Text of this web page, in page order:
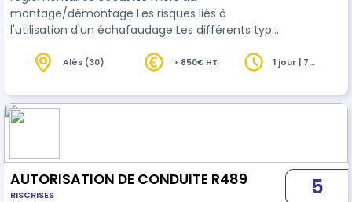
montage/démontage Les risques liés à
l'utilisation d'un échafaudage Les différents types
électriques ariennes Les équipements de
Alès (30) > 850€ HT
1 jour | 7
AUTORISATION DE CONDUITE R489
RISCRISES 5